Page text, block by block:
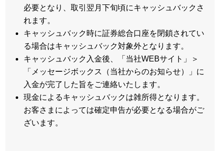
必要となり、取引翌月下旬頃にキャッシュバックさ
れます。
キャッシュバック時に証券総合口座を閉鎖されてい
る場合はキャッシュバック対象外となります。
キャッシュバック入金後、「当社WEBサイト」＞
「メッセージボックス（当社からのお知らせ）」に
入金が完了した旨をご連絡いたします。
現金によるキャッシュバックは雑所得となります。
お客さまによっては確定申告が必要となる場合がご
ざいます。